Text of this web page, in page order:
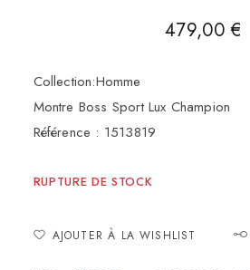
479,00€
Collection:Homme
Montre Boss Sport Lux Champion
Référence : 1513819
RUPTURE DE STOCK
AJOUTER À LA WISHLIST